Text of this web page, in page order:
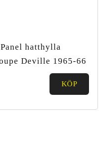
hatthylla
Deville 1965-66
KÖP